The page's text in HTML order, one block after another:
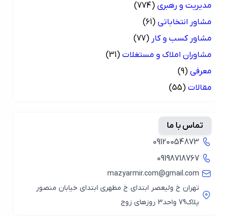
مدیریت و رهبری (774)
مشاور انتخاباتی (61)
مشاور کسب و کار (77)
مشاوران املاک و مستغلات (31)
معرفی (9)
مقالات (55)
تماس با ما
09120054873
09198718767
mazyarmir.com@gmail.com
تهران خ ولیعصر ابتدای خ مطهری ابتدای خیابان منصور
پلاک79 واحد3 روزهای زوج